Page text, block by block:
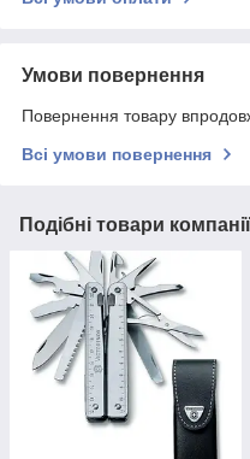
Умови повернення
Повернення товару
Всі умови повернення
Подібні товари компанії